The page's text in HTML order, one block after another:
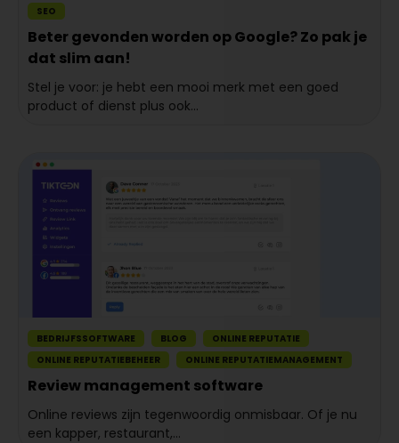
SEO
Beter gevonden worden op Google? Zo pak je
dat slim aan!
Stel je voor: je hebt een mooi merk met een goed
product of dienst plus ook...
BEDRIJFSSOFTWARE BLOG
ONLINE REPUTATIE
ONLINE REPUTATIEBEHEER
ONLINE REPUTATIEMANAGEMENT
Review management software
Online reviews zijn tegenwoordig onmisbaar. Of je nu
een kapper, restaurant,...